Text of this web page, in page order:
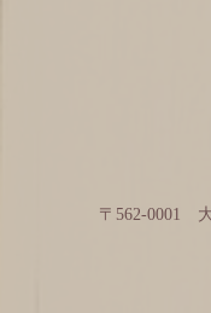
〒562-0001